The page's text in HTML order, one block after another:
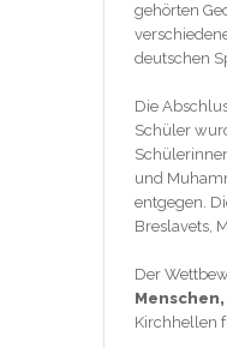
gehörten
deutschen
Die
Schüler
und
entgegen.
Breslavets,
Der
Menschen,
Kirchhellen